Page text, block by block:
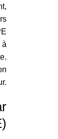
à